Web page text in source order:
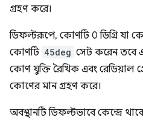
গ্রহণ করে।
ডিফল্টরূপে, কোণটি 0 ডিগ্রি যা
কোণটি 45deg সেট করেন তবে
কোণ যুক্তি রৈখিক এবং রেডিয়াল
কোণের মান গ্রহণ করে।
অবস্থানটি ডিফল্টভাবে কেন্দ্রে